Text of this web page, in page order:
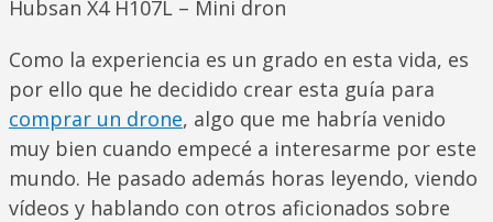
Hubsan X4 H107L – Mini dron
Como la experiencia es un grado en esta vida, es
por ello que he decidido crear esta guía para
comprar un drone, algo que me habría venido
muy bien cuando empecé a interesarme por este
mundo. He pasado además horas leyendo, viendo
vídeos y hablando con otros aficionados sobre